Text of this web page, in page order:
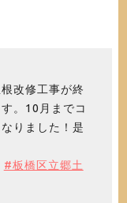
改修工事が終
。10月までコ
りました！是
#板橋区立郷土